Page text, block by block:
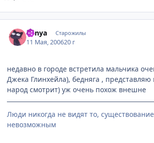
Venya Старожилы
11 Мая, 200620 г
недавно в городе встретила мальчика
Джека Глинхейла), бедняга , представляю
народ смотрит) уж очень похож внешне
Люди никогда не видят то,
невозможным